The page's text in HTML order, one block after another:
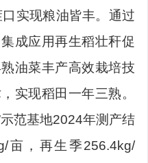
口实现粮油皆丰。通过
成应用再生稻壮秆促
油菜丰产高效栽培技
实现稻田一年三熟。
范基地2024年测产结
亩，再生季256.4kg/